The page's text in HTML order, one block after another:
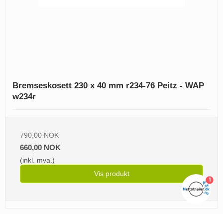
Bremseskosett 230 x 40 mm r234-76 Peitz - WAP
w234r
790,00 NOK
660,00 NOK
(inkl. mva.)
Vis produkt
1